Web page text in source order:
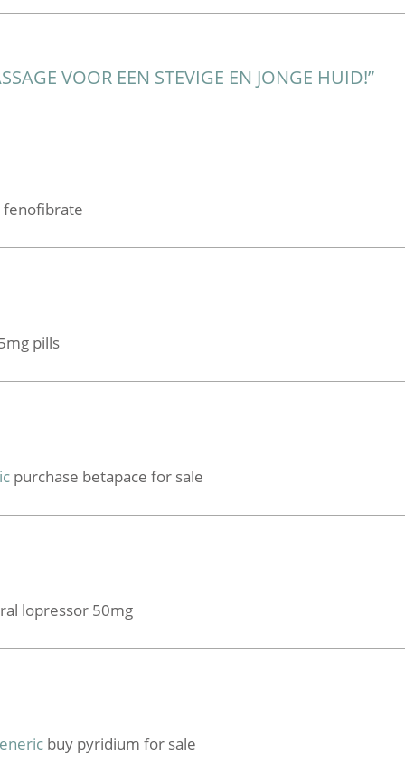
VOOR EEN STEVIGE EN JONGE HUID!”
pills
purchase betapace for sale
lopressor 50mg
buy pyridium for sale